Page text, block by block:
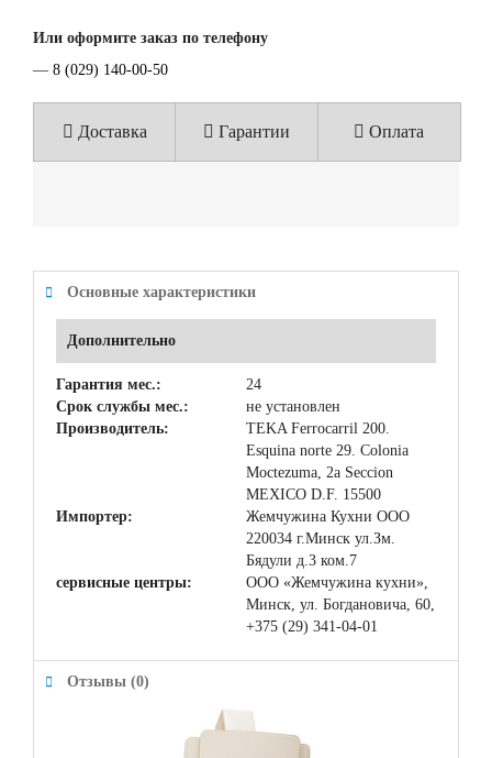
Или оформите заказ по телефону
— 8 (029) 140-00-50
Доставка Гарантии Оплата
Основные характеристики
Дополнительно
Гарантия мес.:
24
Срок службы мес.:
не установлен
Производитель:
TEKA Ferrocarril 200.
Esquina norte 29. Colonia
Moctezuma, 2a Seccion
MEXICO D.F. 15500
Импортер:
Жемчужина Кухни ООО
220034 г.Минск ул.Зм.
Бядули д.3 ком.7
сервисные центры:
ООО «Жемчужина кухни»,
Минск, ул. Богдановича, 60,
+375 (29) 341-04-01
Отзывы (0)